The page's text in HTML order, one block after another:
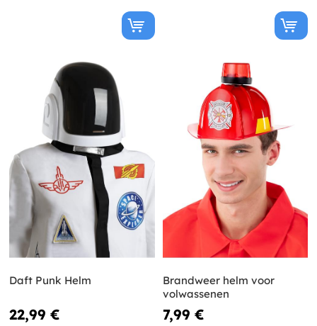
Daft Punk Helm
22,99 €
Brandweer helm voor
volwassenen
7,99 €